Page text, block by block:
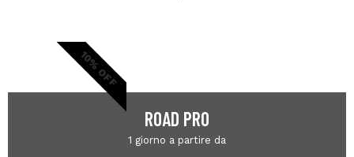
10% OFF
ROAD PRO
1 giorno a partire da